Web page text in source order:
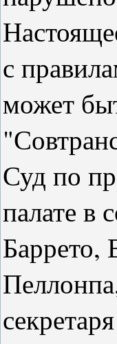
с
может
Суд по
палате в